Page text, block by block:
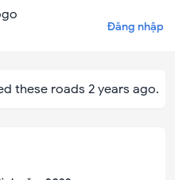
Đăng nhập
these roads 2 years ago.